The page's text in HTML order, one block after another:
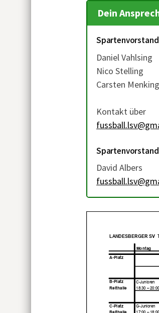
Dein
Daniel Vahlsing
Nico Stelling
Carsten Menking
Kontakt über
David Albers